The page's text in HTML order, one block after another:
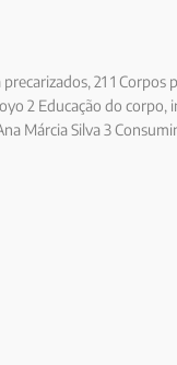
21 1
2 Educação do
Márcia Silva 3
de crianças, 81
resistentes, 103 4